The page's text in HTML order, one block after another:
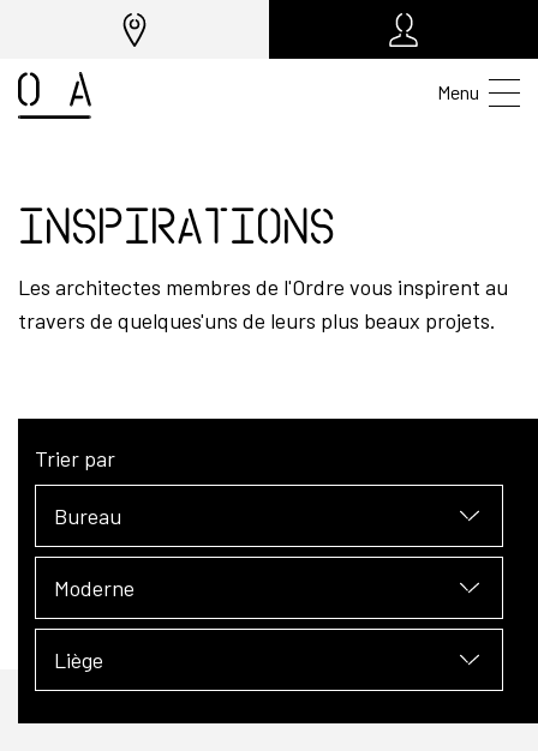
Menu
Inspirations
Les architectes membres de l'Ordre vous inspirent au
travers de quelques'uns de leurs plus beaux projets.
Trier par
Bureau
Moderne
Liège